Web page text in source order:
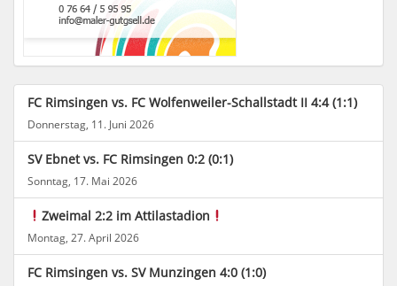
FC Rimsingen vs. FC Wolfenweiler-Schallstadt II 4:4 (1:1)
Donnerstag, 11. Juni 2026
SV Ebnet vs. FC Rimsingen 0:2 (0:1)
Sonntag, 17. Mai 2026
Zweimal 2:2 im Attilastadion
Montag, 27. April 2026
FC Rimsingen vs. SV Munzingen 4:0 (1:0)